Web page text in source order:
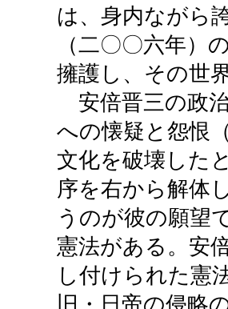
は、身内ながら
（二〇〇六年）
擁護し、その世
安倍晋三の政
への懐疑と怨恨
文化を破壊した
序を右から解体
うのが彼の願望
憲法がある。安
し付けられた憲
旧・日帝の侵略